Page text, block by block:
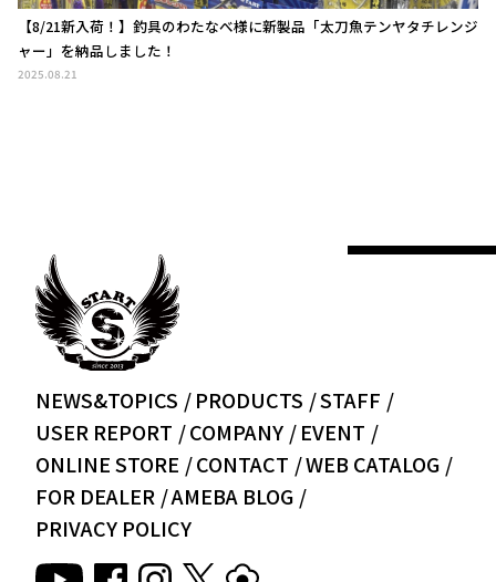
【8/21新入荷！】釣具のわたなべ様に新製品「太刀魚テンヤタチレンジ
ャー」を納品しました！
2025.08.21
NEWS&TOPICS PRODUCTS
STAFF
USER REPORT
COMPANY
EVENT
ONLINE STORE
CONTACT
WEB CATALOG
FOR DEALER
AMEBA BLOG
PRIVACY POLICY